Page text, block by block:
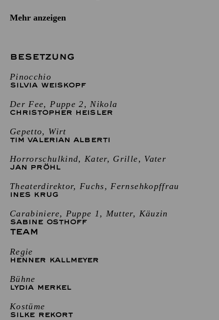
Mehr anzeigen
BESETZUNG
Pinocchio
SILVIA WEISKOPF
Der Fee, Puppe 2, Nikola
CHRISTOPHER HEISLER
Gepetto, Wirt
TIM VALERIAN ALBERTI
Horrorschulkind, Kater, Grille, Vater
JAN PRÖHL
Theaterdirektor, Fuchs, Fernsehkopffrau
INES KRUG
Carabiniere, Puppe 1, Mutter, Käuzin
SABINE OSTHOFF
TEAM
Regie
HENNER KALLMEYER
Bühne
LYDIA MERKEL
Kostüme
SILKE REKORT